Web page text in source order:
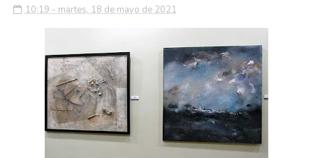
10:19 - martes, 18 de mayo de 2021